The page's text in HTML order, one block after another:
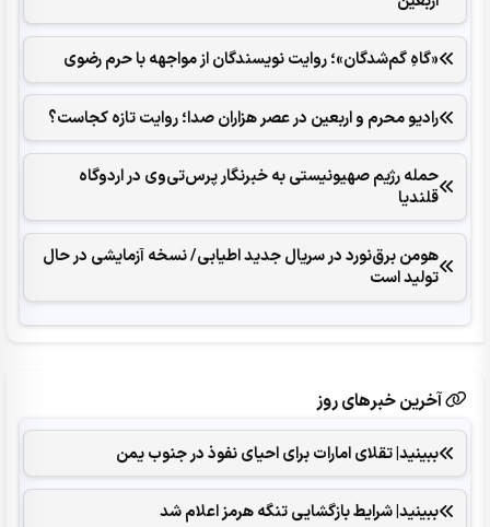
«گاهِ گم‌شدگان»؛ روایت نویسندگان از مواجهه با حرم رضوی
رادیو محرم و اربعین در عصر هزاران صدا؛ روایت تازه کجاست؟
حمله رژیم صهیونیستی به خبرنگار پرس‌تی‌وی در اردوگاه
قلندیا
هومن برق‌نورد در سریال جدید اطیابی/ نسخه آزمایشی در حال
تولید است
آخرین خبرهای روز
ببینید| تقلای امارات برای احیای نفوذ در جنوب یمن
ببینید| شرایط بازگشایی تنگه هرمز اعلام شد